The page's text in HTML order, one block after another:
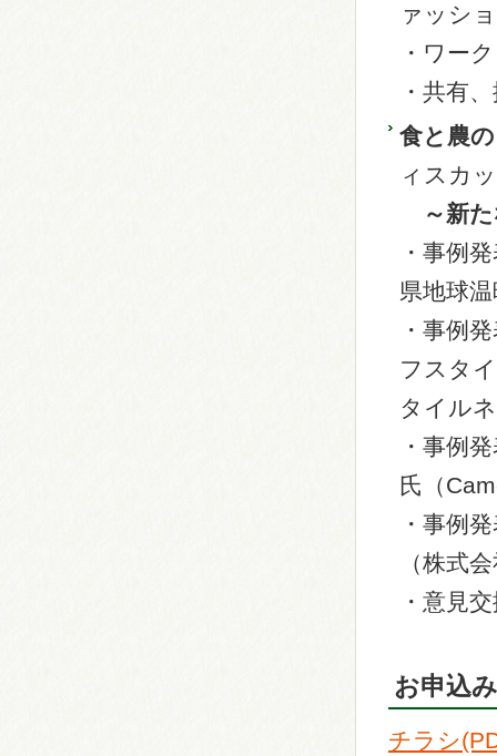
ァッシ
・ワー
・共有
食と農
ィスカ
～新た
・事例
県地球
・事例
フスタ
タイル
・事例
氏（
・事例
（株式
・意見
お申込み
チラシ